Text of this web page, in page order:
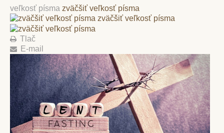
Rodáci
Kostoly
Sanktuárium
Filiálky
Kláštorný kostol Stropkov
Baňa
Chotča
veľkosť písma zväčšiť veľkosť písma
zväčšiť veľkosť písma
Tlač
E-mail